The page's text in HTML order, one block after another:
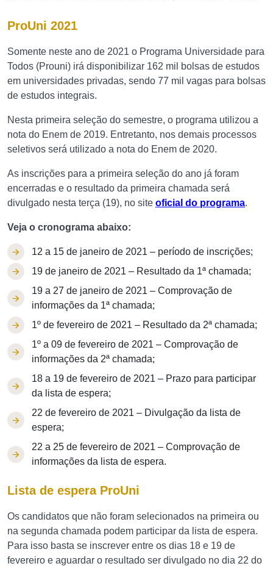
ProUni 2021
Somente neste ano de 2021 o Programa Universidade para
Todos (Prouni) irá disponibilizar 162 mil bolsas de estudos
em universidades privadas, sendo 77 mil vagas para bolsas
de estudos integrais.
Nesta primeira seleção do semestre, o programa utilizou a
nota do Enem de 2019. Entretanto, nos demais processos
seletivos será utilizado a nota do Enem de 2020.
As inscrições para a primeira seleção do ano já foram
encerradas e o resultado da primeira chamada será
divulgado nesta terça (19), no site oficial do programa.
Veja o cronograma abaixo:
12 a 15 de janeiro de 2021 – período de inscrições;
19 de janeiro de 2021 – Resultado da 1ª chamada;
19 a 27 de janeiro de 2021 – Comprovação de
informações da 1ª chamada;
1º de fevereiro de 2021 – Resultado da 2ª chamada;
1º a 09 de fevereiro de 2021 – Comprovação de
informações da 2ª chamada;
18 a 19 de fevereiro de 2021 – Prazo para participar
da lista de espera;
22 de fevereiro de 2021 – Divulgação da lista de
espera;
22 a 25 de fevereiro de 2021 – Comprovação de
informações da lista de espera.
Lista de espera ProUni
Os candidatos que não foram selecionados na primeira ou
na segunda chamada podem participar da lista de espera.
Para isso basta se inscrever entre os dias 18 e 19 de
fevereiro e aguardar o resultado ser divulgado no dia 22 do